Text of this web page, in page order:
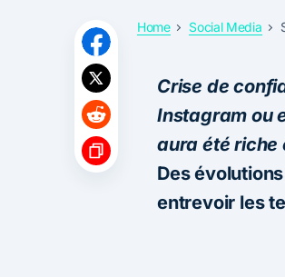
Home Social Media
Crise de
Instagram ou
aura été riche
Des
entrevoir les